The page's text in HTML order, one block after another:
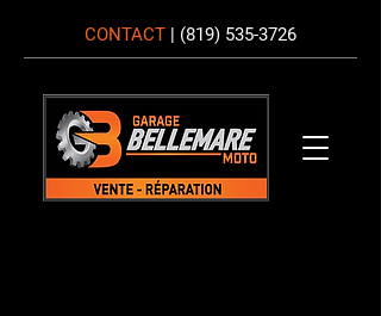
CONTACT | (819) 535-3726